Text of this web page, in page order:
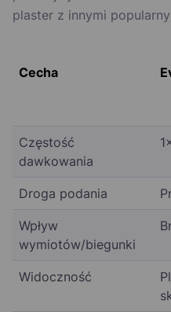
plaster z innymi
Cecha
Częstość
dawkowania
Droga podania
Wpływ
wymiotów/biegunki
Widoczność